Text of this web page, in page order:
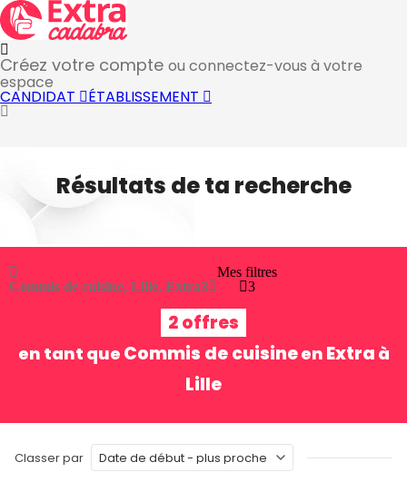
Créez votre compte ou connectez-vous à votre
espace
CANDIDAT ÉTABLISSEMENT
Résultats de ta recherche
Commis de cuisine, Lille, Extra3
Mes filtres
3
2 offres
en tant que Commis de cuisineen Extra à
Lille
Classer par